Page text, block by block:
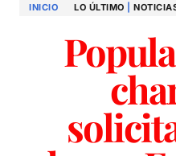
INICIO LO ÚLTIMO